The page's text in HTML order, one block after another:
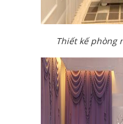
Thiết kế phòng